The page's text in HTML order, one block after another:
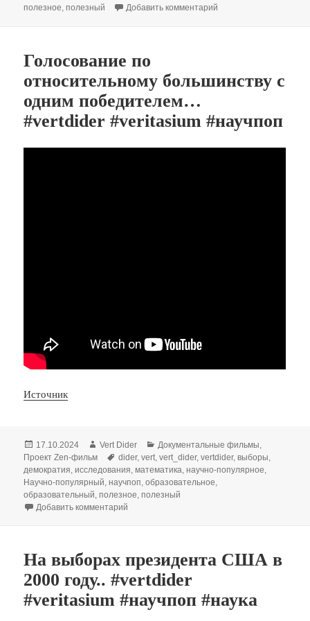
полезное,полезный Добавить комментарий
Голосование по
относительному большинству с
одним победителем…
#vertdider #veritasium #научпоп
Источник
Опубликовано
17.10.2024 Автор
Vert Dider Рубрики
Документальные фильмы
Проект Zen-фильм
Метки
dider,vert ,vert_dider,vertdider,выборы
демократия ,исследования ,математика ,научно-популярное
Научно-популярный ,научпоп ,образовательное
образовательный ,полезное ,полезный
Добавить комментарий
На выборах президента США в
2000 году.. #vertdider
#veritasium #научпоп #наука